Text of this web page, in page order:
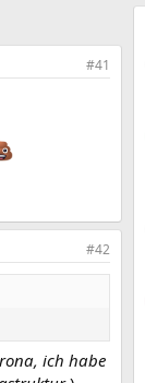
#41
#42
ich habe